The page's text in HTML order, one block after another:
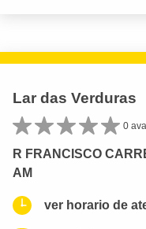
Lar das Verduras
0
R FRANCISCO
AM
ver horario de